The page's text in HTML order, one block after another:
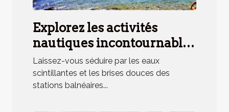
Explorez les activités
nautiques incontournables
en station balnéaire
méridionale
Laissez-vous séduire par les eaux
scintillantes et les brises douces des
stations balnéaires...